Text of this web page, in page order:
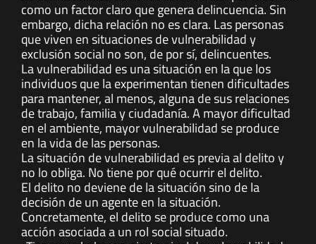
como un factor claro que genera delincuencia. Sin
embargo, dicha relación no es clara. Las personas
que viven en situaciones de vulnerabilidad y
exclusión social no son, de por sí, delincuentes.
La vulnerabilidad es una situación en la que los
individuos que la experimentan tienen dificultades
para mantener, al menos, alguna de sus relaciones
de trabajo, familia y ciudadanía. A mayor dificultad
en el ambiente, mayor vulnerabilidad se produce
en la vida de las personas.
La situación de vulnerabilidad es previa al delito y
no lo obliga. No tiene por qué ocurrir el delito.
El delito no deviene de la situación sino de la
decisión de un agente en la situación.
Concretamente, el delito se produce como una
acción asociada a un rol social situado.